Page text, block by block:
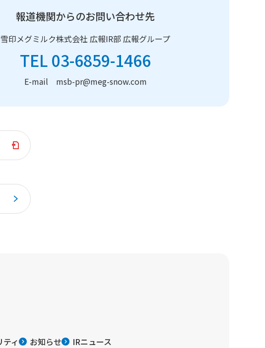
報道機関からのお問い合わせ先
雪印メグミルク株式会社 広報IR部 広報グループ
TEL 03-6859-1466
E-mail msb-pr@meg-snow.com
ィ お知らせ IRニュース